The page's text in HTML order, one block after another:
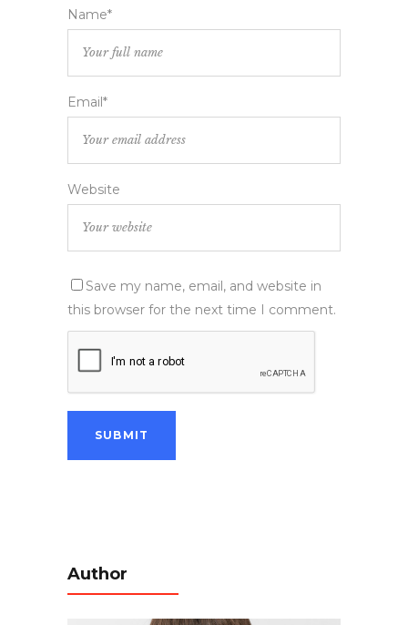
Name*
Email*
Website
Save my name, email, and website in
this browser for the next time I comment.
Author